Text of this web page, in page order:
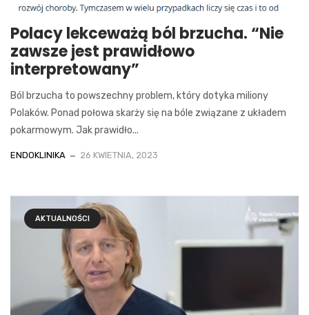
Polacy lekceważą ból brzucha. “Nie
zawsze jest prawidłowo
interpretowany”
Ból brzucha to powszechny problem, który dotyka miliony
Polaków. Ponad połowa skarży się na bóle związane z układem
pokarmowym. Jak prawidło...
ENDOKLINIKA 26 KWIETNIA, 2023
AKTUALNOŚCI